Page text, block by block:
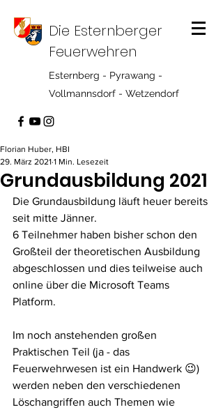
Die Esternberger
Feuerwehren
Esternberg - Pyrawang -
Vollmannsdorf - Wetzendorf
Grundausbildung 2021
Florian Huber, HBI
29. März 2021 1 Min. Lesezeit
Die Grundausbildung läuft heuer bereits
seit mitte Jänner.
6 Teilnehmer haben bisher schon den
Großteil der theoretischen Ausbildung
abgeschlossen und dies teilweise auch
online über die Microsoft Teams
Platform.
Im noch anstehenden großen
Praktischen Teil (ja - das
Feuerwehrwesen ist ein Handwerk 😉)
werden neben den verschiedenen
Löschangriffen auch Themen wie